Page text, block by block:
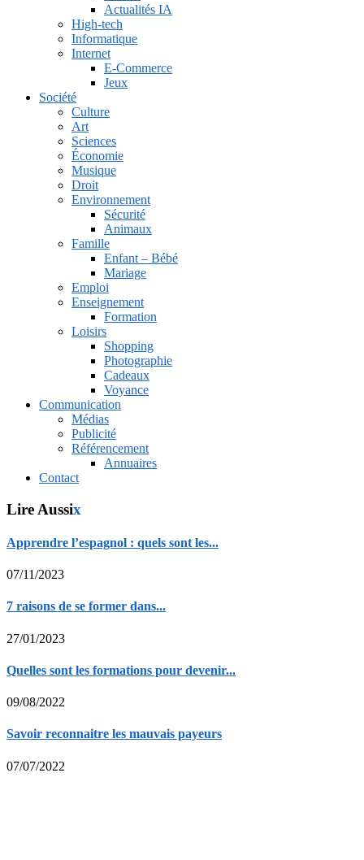
Actualités IA
High-tech
Informatique
Internet
E-Commerce
Jeux
Société
Culture
Art
Sciences
Économie
Musique
Droit
Environnement
Sécurité
Animaux
Famille
Enfant – Bébé
Mariage
Emploi
Enseignement
Formation
Loisirs
Shopping
Photographie
Cadeaux
Voyance
Communication
Médias
Publicité
Référencement
Annuaires
Contact
Lire Aussix
Apprendre l’espagnol : quels sont les...
07/11/2023
7 raisons de se former dans...
27/01/2023
Quelles sont les formations pour devenir...
09/08/2022
Savoir reconnaitre les mauvais payeurs
07/07/2022